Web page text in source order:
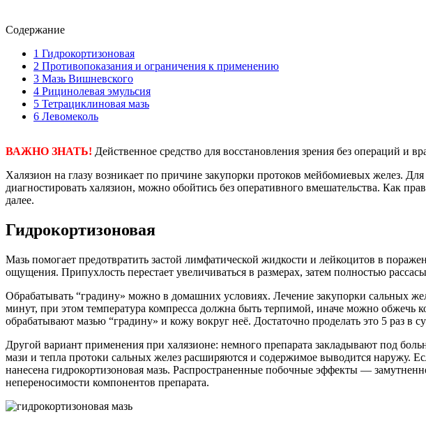
Содержание
1 Гидрокортизоновая
2 Противопоказания и ограничения к применению
3 Мазь Вишневского
4 Рицинолевая эмульсия
5 Тетрациклиновая мазь
6 Левомеколь
ВАЖНО ЗНАТЬ! Действенное средство для восстановления зрения без операций и
Халязион на глазу возникает по причине закупорки протоков мейбомиевых желез.
диагностировать халязион, можно обойтись без оперативного вмешательства. Как
далее.
Гидрокортизоновая
Мазь помогает предотвратить застой лимфатической жидкости и лейкоцитов в
ощущения. Припухлость перестает увеличиваться в размерах, затем полностью
Обрабатывать “градину» можно в домашних условиях. Лечение закупорки сальных
минут, при этом температура компресса должна быть терпимой, иначе можно
обрабатывают мазью “градину» и кожу вокруг неё. Достаточно проделать это 5 раз в
Другой вариант применения при халязионе: немного препарата закладывают под
мази и тепла протоки сальных желез расширяются и содержимое выводится наружу.
нанесена гидрокортизоновая мазь. Распространенные побочные эффекты —
непереносимости компонентов препарата.